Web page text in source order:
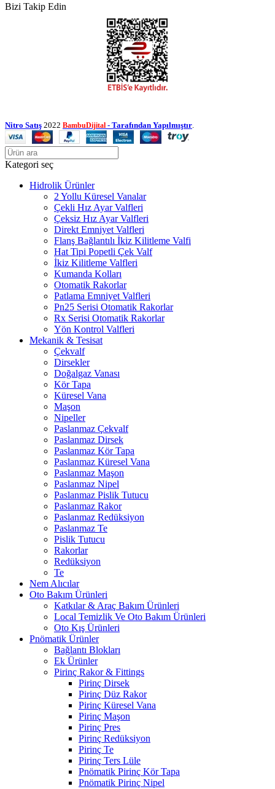
Bizi Takip Edin
Nitro Satış 2022 BambuDijital - Tarafından Yapılmıştır
Kategori seç
Hidrolik Ürünler
2 Yollu Küresel Vanalar
Çekli Hız Ayar Valfleri
Çeksiz Hız Ayar Valfleri
Direkt Emniyet Valfleri
Flanş Bağlantılı İkiz Kilitleme Valfi
Hat Tipi Popetli Çek Valf
İkiz Kilitleme Valfleri
Kumanda Kolları
Otomatik Rakorlar
Patlama Emniyet Valfleri
Pn25 Serisi Otomatik Rakorlar
Rx Serisi Otomatik Rakorlar
Yön Kontrol Valfleri
Mekanik & Tesisat
Çekvalf
Dirsekler
Doğalgaz Vanası
Kör Tapa
Küresel Vana
Maşon
Nipeller
Paslanmaz Çekvalf
Paslanmaz Dirsek
Paslanmaz Kör Tapa
Paslanmaz Küresel Vana
Paslanmaz Maşon
Paslanmaz Nipel
Paslanmaz Pislik Tutucu
Paslanmaz Rakor
Paslanmaz Redüksiyon
Paslanmaz Te
Pislik Tutucu
Rakorlar
Redüksiyon
Te
Nem Alıcılar
Oto Bakım Ürünleri
Katkılar & Araç Bakım Ürünleri
Local Temizlik Ve Oto Bakım Ürünleri
Oto Kış Ürünleri
Pnömatik Ürünler
Bağlantı Blokları
Ek Ürünler
Pirinç Rakor & Fittings
Pirinç Dirsek
Pirinç Düz Rakor
Pirinç Küresel Vana
Pirinç Maşon
Pirinç Pres
Pirinç Redüksiyon
Pirinç Te
Pirinç Ters Lüle
Pnömatik Pirinç Kör Tapa
Pnömatik Pirinç Nipel